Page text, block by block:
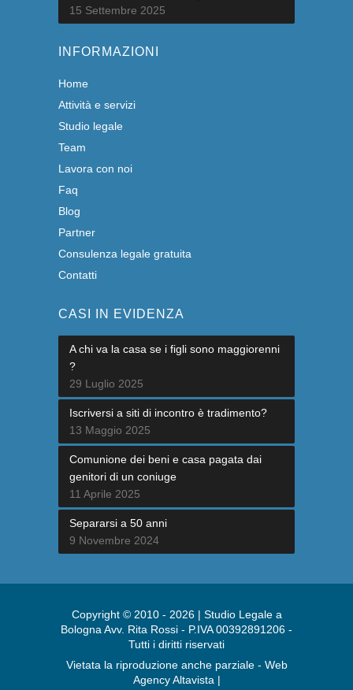
15 Settembre 2025
INFORMAZIONI
Home
Attività e servizi
Studio legale
Team
Lavora con noi
Faq
Blog
Partner
Consulenza legale gratuita
Contatti
CASI IN EVIDENZA
A chi va la casa se i figli sono maggiorenni
?
29 Luglio 2025
Iscriversi a siti di incontro è tradimento?
13 Maggio 2025
Comunione dei beni e casa pagata dai
genitori di un coniuge
11 Aprile 2025
Separarsi a 50 anni
9 Novembre 2024
Copyright © 2010 - 2026 | Studio Legale a
Bologna Avv. Rita Rossi - P.IVA 00392891206 -
Tutti i diritti riservati
Vietata la riproduzione anche parziale - Web
Agency Altavista |